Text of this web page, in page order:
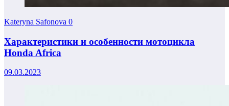
Kateryna Safonova 0
Характеристики и особенности мотоцикла
Honda Africa
09.03.2023